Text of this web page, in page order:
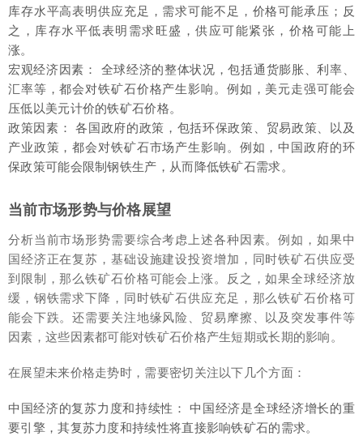
库存水平高表明供应充足，需求可能不足，价格可能承压；反
之，库存水平低表明需求旺盛，供应可能紧张，价格可能上
涨。
宏观经济因素： 全球经济的整体状况，包括通货膨胀、利率、
汇率等，都会对铁矿石价格产生影响。例如，美元走强可能会
压低以美元计价的铁矿石价格。
政策因素： 各国政府的政策，包括环保政策、贸易政策、以及
产业政策，都会对铁矿石市场产生影响。例如，中国政府的环
保政策可能会限制钢铁生产，从而降低铁矿石需求。
当前市场形势与价格展望
分析当前市场形势需要综合考虑上述各种因素。例如，如果中
国经济正在复苏，基础设施建设投资增加，同时铁矿石供应受
到限制，那么铁矿石价格可能会上涨。反之，如果全球经济放
缓，钢铁需求下降，同时铁矿石供应充足，那么铁矿石价格可
能会下跌。还需要关注地缘风险、贸易摩擦、以及突发事件等
因素，这些因素都可能对铁矿石价格产生短期或长期的影响。
在展望未来价格走势时，需要密切关注以下几个方面：
中国经济的复苏力度和持续性： 中国经济是全球经济增长的重
要引擎，其复苏力度和持续性将直接影响铁矿石的需求。